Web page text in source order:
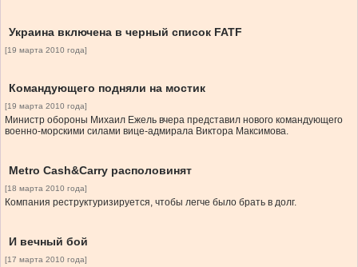
Украина включена в черный список FATF
[19 марта 2010 года]
Командующего подняли на мостик
[19 марта 2010 года]
Министр обороны Михаил Ежель вчера представил нового командующего
военно-морскими силами вице-адмирала Виктора Максимова.
Metro Cash&Carry располовинят
[18 марта 2010 года]
Компания реструктуризируется, чтобы легче было брать в долг.
И вечный бой
[17 марта 2010 года]